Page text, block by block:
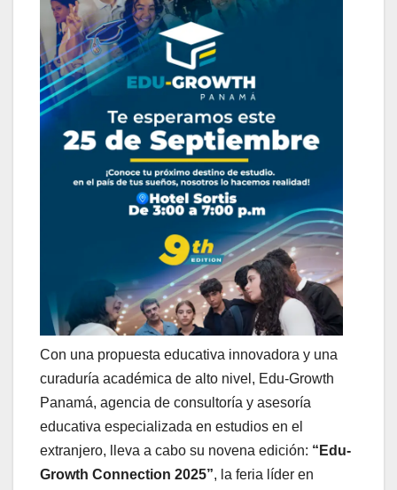
Con una propuesta educativa innovadora y una
curaduría académica de alto nivel, Edu-Growth
Panamá, agencia de consultoría y asesoría
educativa especializada en estudios en el
extranjero, lleva a cabo su novena edición: “Edu-
Growth Connection 2025”, la feria líder en